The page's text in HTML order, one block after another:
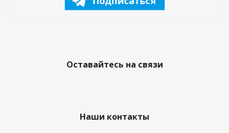
Оставайтесь на связи
Наши контакты